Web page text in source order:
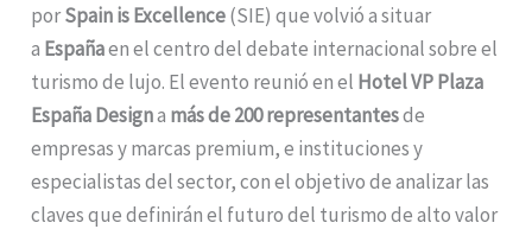
porSpain is Excellence(SIE) que volvió a situar
a Españaen el centro del debate internacional sobre el
turismo de lujo. El evento reunió en el Hotel VP Plaza
España Designa más de 200 representantesde
empresas y marcas premium, e instituciones y
especialistas del sector, con el objetivo de analizar las
claves que definirán el futuro del turismo de alto valor